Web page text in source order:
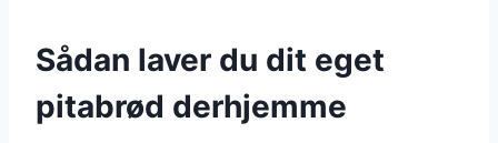
Sådan laver du dit eget
pitabrød derhjemme